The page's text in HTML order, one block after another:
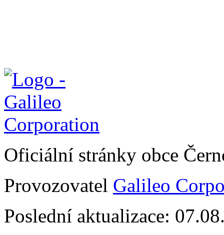
Oficiální stránky obce
Provozovatel Galileo
Poslední aktualizace: